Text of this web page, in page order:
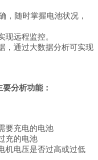
，随时掌握电池状况，
现远程监控。
，通过大数据分析可实现
分析功能：
要充电的电池
充的电池
机电压是否过高或过低